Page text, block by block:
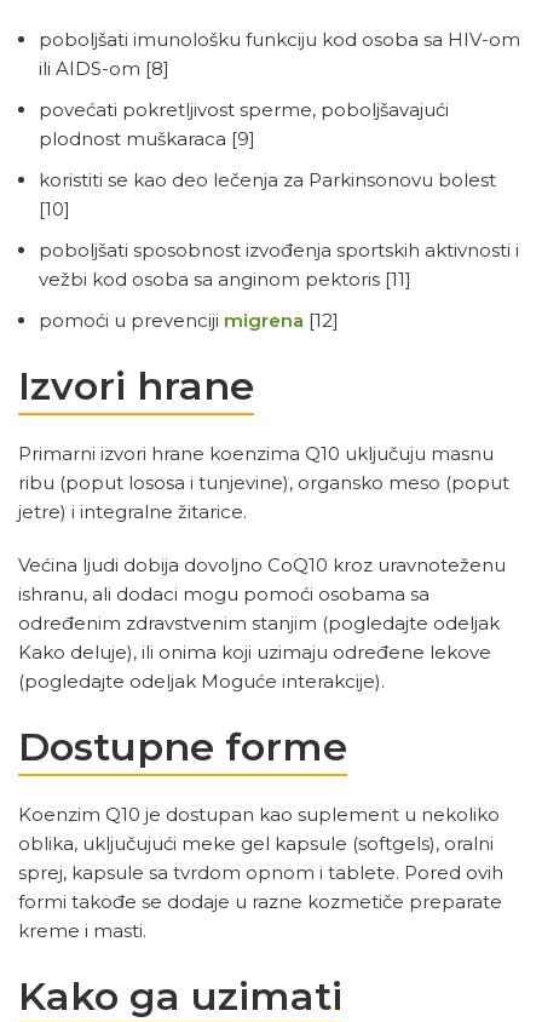
poboljšati imunološku funkciju kod osoba sa HIV-om
ili AIDS-om [8]
povećati pokretljivost sperme, poboljšavajući
plodnost muškaraca [9]
koristiti se kao deo lečenja za Parkinsonovu bolest
[10]
poboljšati sposobnost izvođenja sportskih aktivnosti i
vežbi kod osoba sa anginom pektoris [11]
pomoći u prevenciji migrena [12]
Izvori hrane
Primarni izvori hrane koenzima Q10 uključuju masnu
ribu (poput lososa i tunjevine), organsko meso (poput
jetre) i integralne žitarice.
Većina ljudi dobija dovoljno CoQ10 kroz uravnoteženu
ishranu, ali dodaci mogu pomoći osobama sa
određenim zdravstvenim stanjim (pogledajte odeljak
Kako deluje), ili onima koji uzimaju određene lekove
(pogledajte odeljak Moguće interakcije).
Dostupne forme
Koenzim Q10 je dostupan kao suplement u nekoliko
oblika, uključujući meke gel kapsule (softgels), oralni
sprej, kapsule sa tvrdom opnom i tablete. Pored ovih
formi takođe se dodaje u razne kozmetiče preparate
kreme i masti.
Kako ga uzimati